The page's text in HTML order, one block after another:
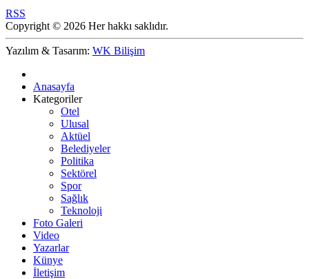
RSS
Copyright © 2026 Her hakkı saklıdır.
Yazılım & Tasarım: WK Bilişim
Anasayfa
Kategoriler
Otel
Ulusal
Aktüel
Belediyeler
Politika
Sektörel
Spor
Sağlık
Teknoloji
Foto Galeri
Video
Yazarlar
Künye
İletişim